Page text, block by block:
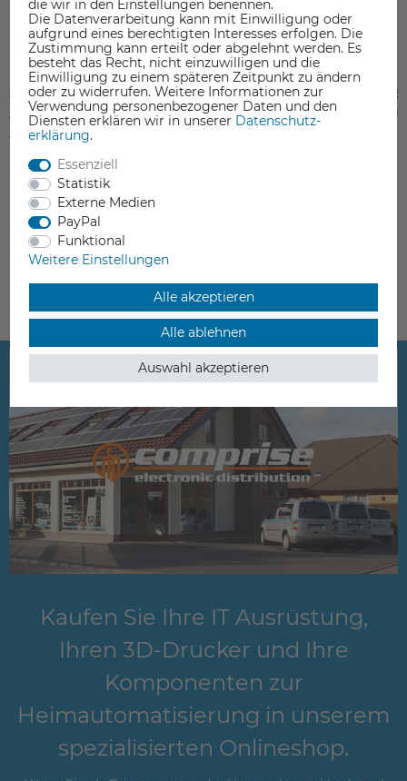
3010 Extruder Fan für Flashforge
Adventurer 5M Serie
13,90 €
inkl. ges. MwSt.
ab Lager > Lieferzeit 1-3 Werktage
Modell Cooling Fan
Flashforge
ab Lager > Lieferzeit 1-3
Kaufen Sie Ihre IT Ausrüstung,
Ihren 3D-Drucker und Ihre
Komponenten zur
Heimautomatisierung in unserem
spezialisierten Onlineshop.
die wir in den Einstellungen benennen.
Die Datenverarbeitung kann mit Einwilligung oder
aufgrund eines berechtigten Interesses erfolgen. Die
Zustimmung kann erteilt oder abgelehnt werden. Es
besteht das Recht, nicht einzuwilligen und die
Einwilligung zu einem späteren Zeitpunkt zu ändern
oder zu widerrufen. Weitere Informationen zur
Verwendung personenbezogener Daten und den
Diensten erklären wir in unserer Daten­schutz­
erklärung.
Essenziell
Statistik
Externe Medien
PayPal
Funktional
Weitere Einstellungen
Alle akzeptieren
Alle ablehnen
Auswahl akzeptieren